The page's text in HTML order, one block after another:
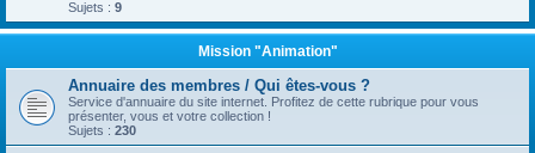
Sujets : 9
Mission "Animation"
Annuaire des membres / Qui êtes-vous ?
Service d'annuaire du site internet. Profitez de cette rubrique pour vous
présenter, vous et votre collection !
Sujets : 230